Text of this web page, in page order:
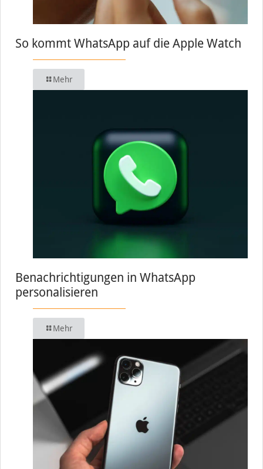
So kommt WhatsApp auf die Apple Watch
Mehr
Benachrichtigungen in WhatsApp
personalisieren
Mehr